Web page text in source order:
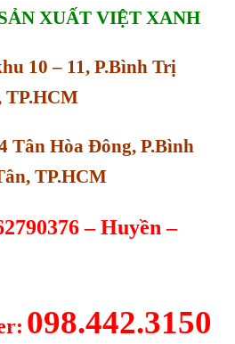
XUẤT VIỆT XANH
10 – 11, P.Bình Trị
TP.HCM
Tân Hòa Đông, P.Bình
TP.HCM
– Huyền –
098.442.3150